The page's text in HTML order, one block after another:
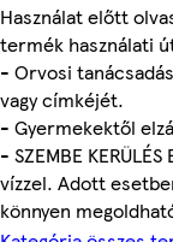
Használat előtt
termék használati
- Orvosi
vagy címkéjét.
- Gyermekektől
- SZEMBE
vízzel. Adott
könnyen